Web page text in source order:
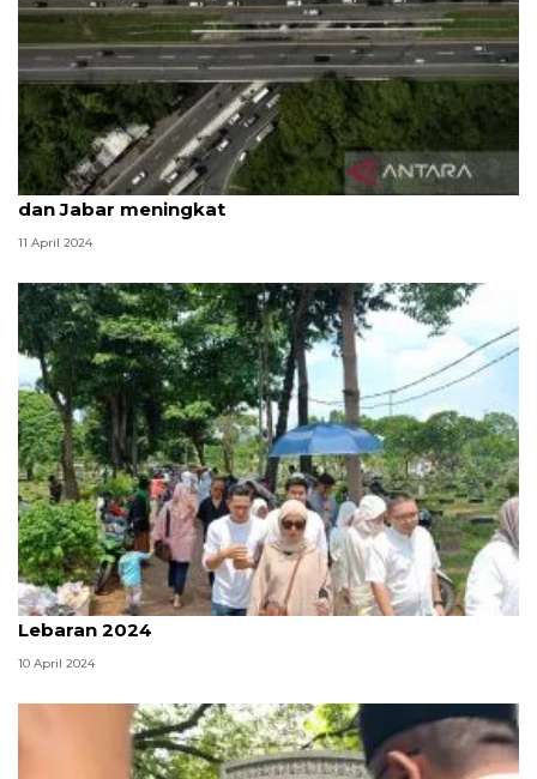
Hari pertama Lebaran, lalu lintas di Tol Jabotabek
dan Jabar meningkat
11 April 2024
Warga padati TPU Karet Bivak di hari pertama
Lebaran 2024
10 April 2024